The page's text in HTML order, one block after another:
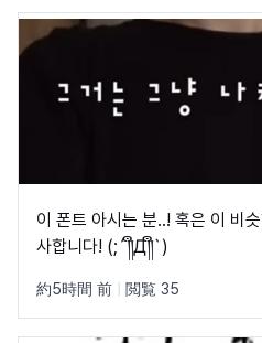
이 폰트 아시는 분..! 혹은 이 비
사합니다! (;´༎ຶД༎ຶ`)
約5時間 前 閲覧 35